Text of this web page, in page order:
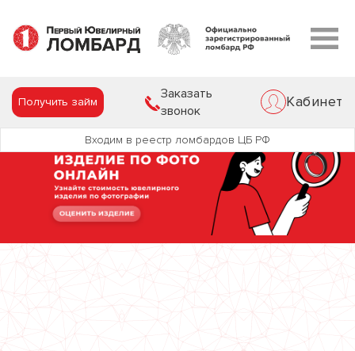
Кабинет
Заказать
звонок
Получить займ
Входим в реестр ломбардов ЦБ РФ